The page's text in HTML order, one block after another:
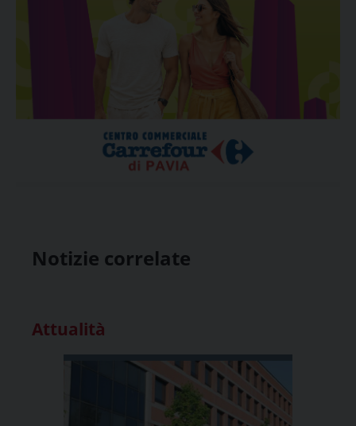
Notizie correlate
Attualità